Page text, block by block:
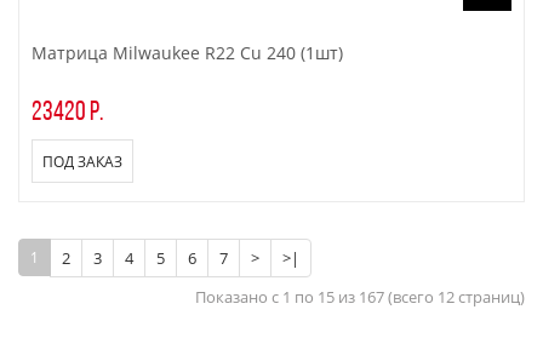
Матрица Milwaukee R22 Cu 240 (1шт)
23420 р.
ПОД ЗАКАЗ
1 2 3 4 5 6 7 >
>|
Показано с 1 по 15 из 167 (всего 12 страниц)